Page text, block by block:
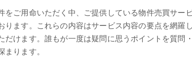
ご用命いただく中、ご提供している物件売買サー
ます。これらの内容はサービス内容の要点を網羅
けます。誰もが一度は疑問に思うポイントを質問
ります。